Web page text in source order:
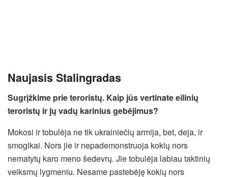
Naujasis Stalingradas
Sugrįžkime prie teroristų. Kaip jūs vertinate eilinių
teroristų ir jų vadų karinius gebėjimus?
Mokosi ir tobulėja ne tik ukrainiečių armija, bet, deja, ir
smogikai. Nors jie ir nepademonstruoja kokių nors
nematytų karo meno šedevrų. Jie tobulėja labiau taktinių
veiksmų lygmeniu. Nesame pastebėję kokių nors